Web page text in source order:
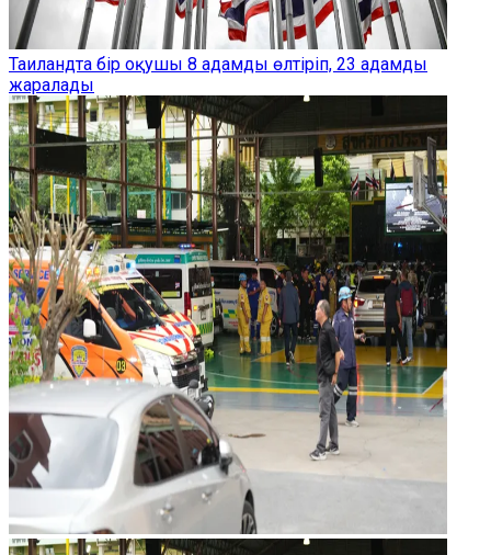
Таиландта бір оқушы 8 адамды өлтіріп, 23 адамды
жаралады